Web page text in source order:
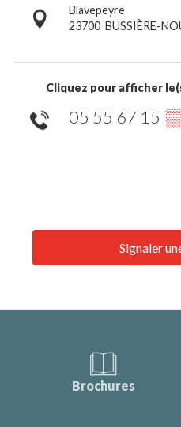
Blavepeyre
23700 BUSSIÈRE-
Cliquez pour afficher
05 55 67 15
Signaler
Brochures